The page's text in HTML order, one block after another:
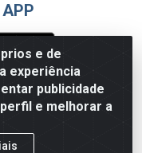
e de
experiência
publicidade
e melhorar a